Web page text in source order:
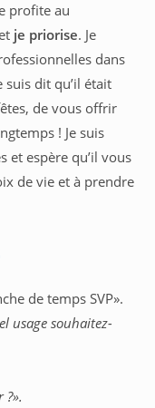
profite au
je priorise. Je
dans
dit qu’il était
de vous offrir
! Je suis
et espère qu’il vous
de vie et à prendre
de temps SVP».
usage souhaitez-